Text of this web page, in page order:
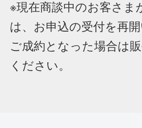
※現在商談中のお客さま
は、お申込の受付を再開
ご成約となった場合は
ください。